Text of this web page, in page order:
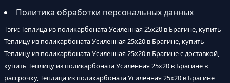
Политика обработки персональных данных
Тэги: Теплица из поликарбоната Усиленная 25х20 в Брагине, купить
Теплицу из поликарбоната Усиленная 25х20 в Брагине, купить
Теплицу из поликарбоната Усиленная 25х20 в Брагине с доставкой,
купить Теплицу из поликарбоната Усиленная 25х20 в Брагине в
рассрочку, Теплица из поликарбоната Усиленная 25х20 в Брагине